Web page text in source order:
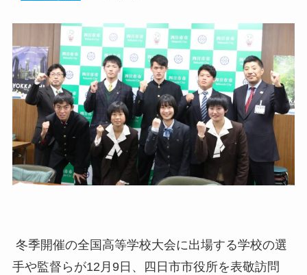
冬季開催の全国高等学校大会に出場する学校の選
手や監督らが12月9日、四日市市役所を表敬訪問